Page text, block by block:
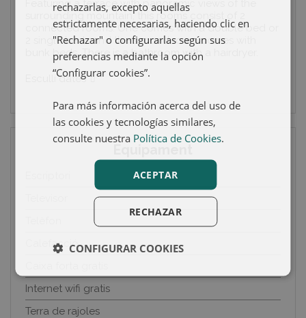
Featuring a terrace with panoramic views of the
surrounding mountain, this rooms consist of 2
connected rooms. One comes with a double bed or
2 single beds and the second room comes with
bunk beds. There is a bathroom with a hairdryer.
Esculli dates
Calefacció
Internet wifi gratis
Terra de rajoles
rechazarlas, excepto aquellas
estrictamente necesarias, haciendo clic en
"Rechazar" o configurarlas según sus
preferencias mediante la opción
“Configurar cookies”.
Para más información acerca del uso de
las cookies y tecnologías similares,
consulte nuestra Política de Cookies.
ACEPTAR
RECHAZAR
CONFIGURAR COOKIES